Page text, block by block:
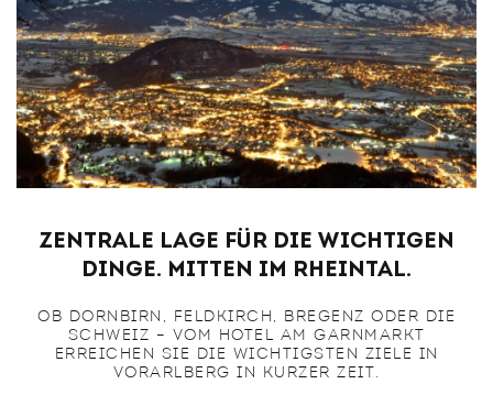
Zentrale Lage für die wichtigen
Dinge. Mitten im Rheintal.
OB DORNBIRN, FELDKIRCH, BREGENZ ODER DIE
SCHWEIZ – VOM HOTEL AM GARNMARKT
ERREICHEN SIE DIE WICHTIGSTEN ZIELE IN
VORARLBERG IN KURZER ZEIT.